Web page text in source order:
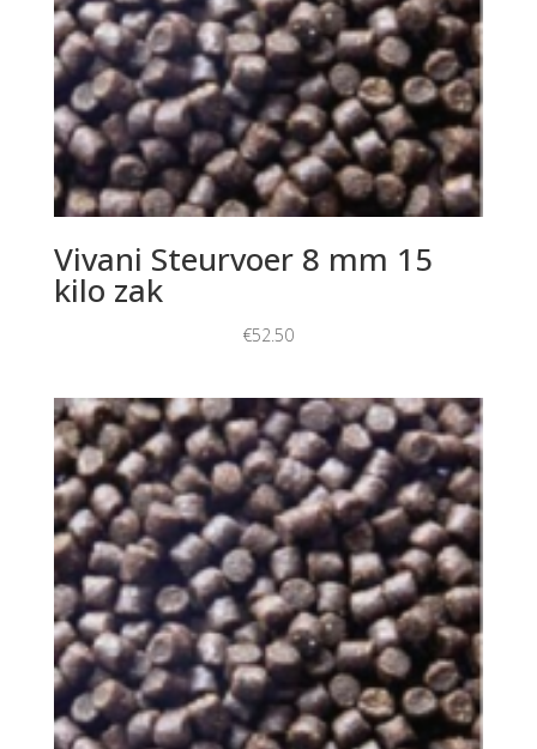
Vivani Steurvoer 8 mm 15
kilo zak
€52.50